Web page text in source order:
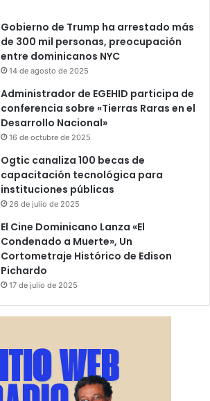
Gobierno de Trump ha arrestado más
de 300 mil personas, preocupación
entre dominicanos NYC
14 de agosto de 2025
Administrador de EGEHID participa de
conferencia sobre «Tierras Raras en el
Desarrollo Nacional»
16 de octubre de 2025
Ogtic canaliza 100 becas de
capacitación tecnológica para
instituciones públicas
26 de julio de 2025
El Cine Dominicano Lanza «El
Condenado a Muerte», Un
Cortometraje Histórico de Edison
Pichardo
17 de julio de 2025